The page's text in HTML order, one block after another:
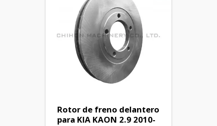
Rotor de freno delantero
para KIA KAON 2.9 2010-